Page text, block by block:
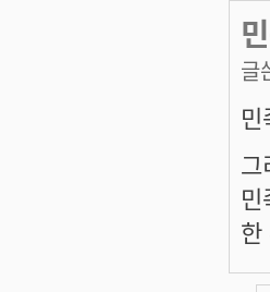
글
그
한